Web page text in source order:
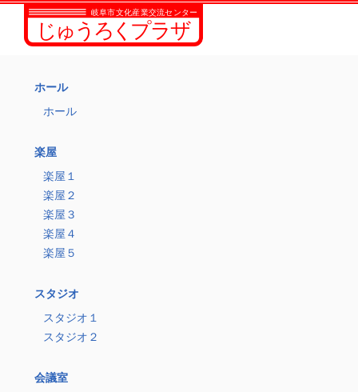
ホール
ホール
楽屋
楽屋１
楽屋２
楽屋３
楽屋４
楽屋５
スタジオ
スタジオ１
スタジオ２
会議室